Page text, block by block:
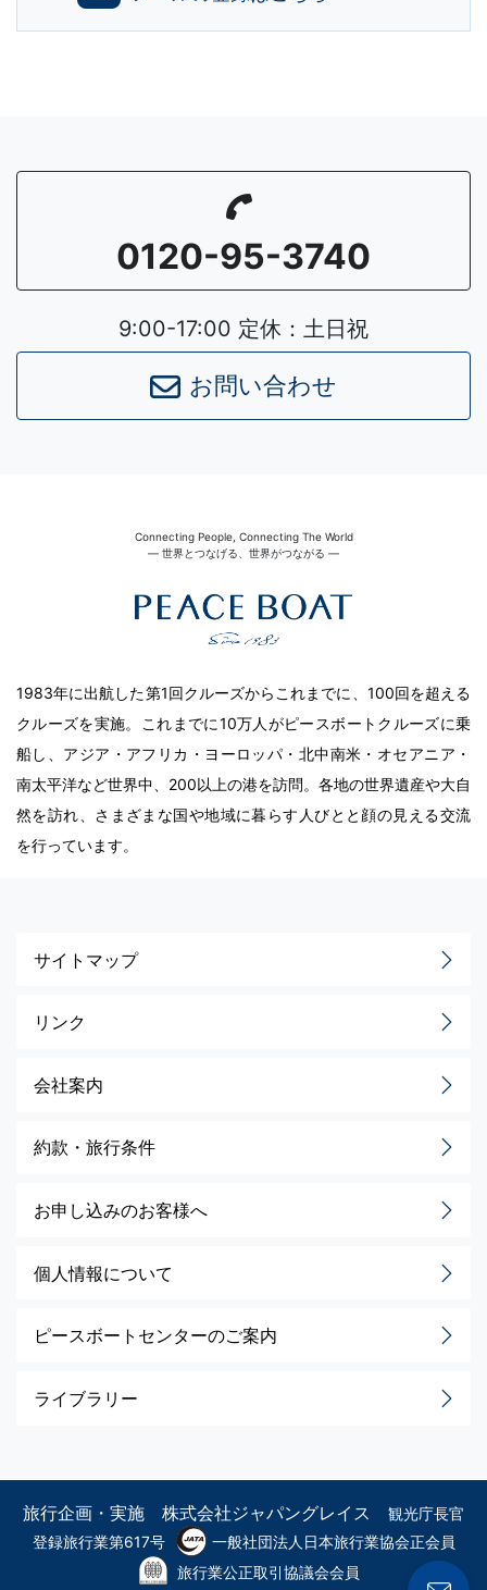
0120-95-3740
9:00-17:00 定休：土日祝
お問い合わせ
Connecting People, Connecting The World
― 世界とつなげる、世界がつながる ―
1983年に出航した第1回クルーズからこれまでに、100回を超える
クルーズを実施。これまでに10万人がピースボートクルーズに乗
船し、アジア・アフリカ・ヨーロッパ・北中南米・オセアニア・
南太平洋など世界中、200以上の港を訪問。各地の世界遺産や大自
然を訪れ、さまざまな国や地域に暮らす人びとと顔の見える交流
を行っています。
サイトマップ
リンク
会社案内
約款・旅行条件
お申し込みのお客様へ
個人情報について
ピースボートセンターのご案内
ライブラリー
旅行企画・実施 株式会社ジャパングレイス 観光庁長官
登録旅行業第617号
一般社団法人日本旅行業協会正会員
旅行業公正取引協議会会員